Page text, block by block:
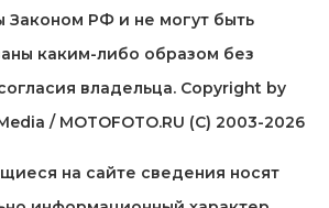
РФ и не могут быть
каким-либо образом без
владельца. Copyright by
/ MOTOFOTO.RU (C) 2003-2026
на cайте сведения носят